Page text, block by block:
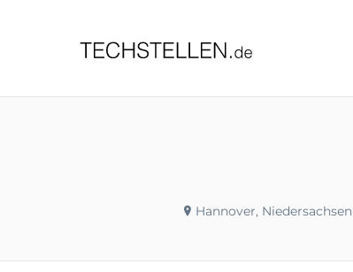
Hannover, Niedersachsen